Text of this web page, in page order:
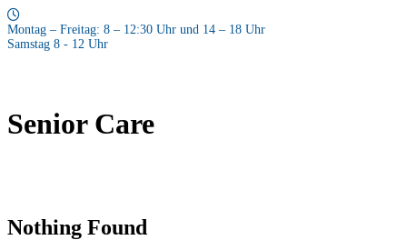
Montag – Freitag: 8 – 12:30 Uhr und 14 – 18 Uhr
Samstag 8 - 12 Uhr
Senior Care
Nothing Found